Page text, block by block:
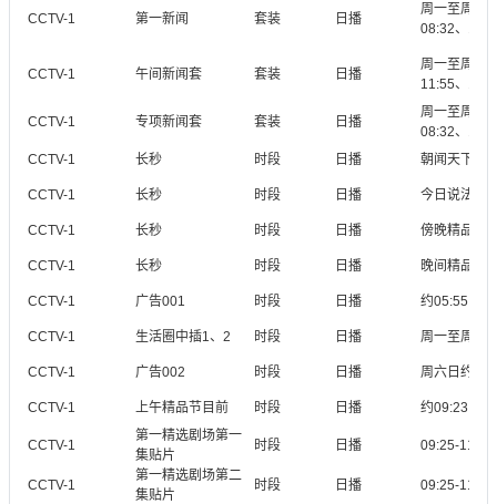
CCTV-1 第一新闻 套装 日播
周一至周日
08:32、
CCTV-1 午间新闻套 套装 日播
周一至周日
11:55、
CCTV-1 专项新闻套 套装 日播
周一至周日
08:32、
CCTV-1
长秒 时段 日播 朝闻天下后
CCTV-1 长秒 时段 日播 今日说法后
CCTV-1 长秒 时段 日播 傍晚精品栏
CCTV-1 长秒 时段 日播 晚间精品栏
CCTV-1 广告001 时段 日播 约05:55
CCTV-1 生活圈中插1、2 时段 日播 周一至周五
CCTV-1 广告002 时段 日播 周六日约
CCTV-1 上午精品节目前 时段 日播 约09:23
CCTV-1
第一精选剧场第一
集贴片
时段 日播 09:25-11:00
CCTV-1
第一精选剧场第二
集贴片
时段 日播 09:25-11:00